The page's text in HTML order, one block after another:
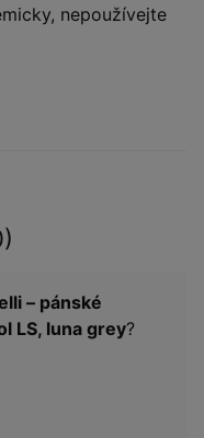
nepoužívejte
– pánské
LS, luna grey?